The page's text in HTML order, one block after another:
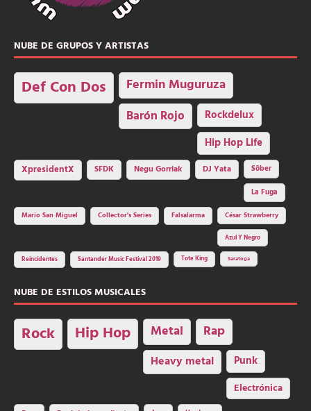
NUBE DE GRUPOS Y ARTISTAS
Def Con Dos Fermin Muguruza
Barón Rojo Rockdelux
Hip Hop Life
XpresidentX SFDK Negu Gorriak DJ Yata
Sôber
La Fuga
Mario San Miguel
Collector's Series Falsalarma César Strawberry
Azul Y Negro
Reincidentes Santander Music Festival 2019 Tote King Saratoga
NUBE DE ESTILOS MUSICALES
Rock Hip Hop Metal Rap
Heavy metal Punk
Electrónica